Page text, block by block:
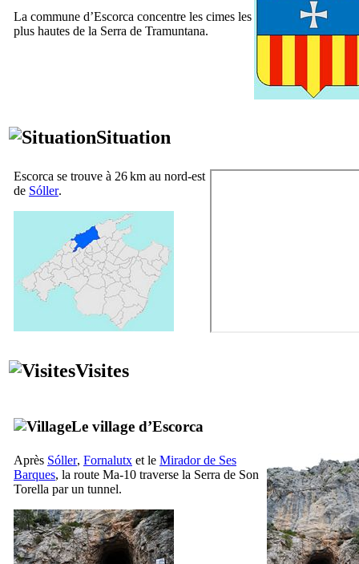
La commune d’Escorca concentre les cimes les
plus hautes de la Serra de Tramuntana.
Situation
Escorca se trouve à 26 km au nord-est
de Sóller.
Visites
Le village d’Escorca
Après Sóller, Fornalutx et le Mirador de Ses
Barques, la route Ma-10 traverse la Serra de Son
Torella par un tunnel.